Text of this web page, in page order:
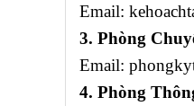
Email:
3. Phòng
Email:
4. Phòng